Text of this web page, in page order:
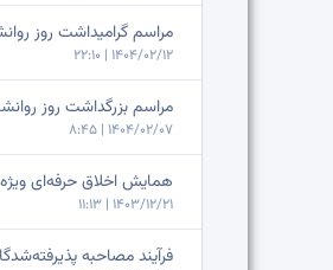
مراسم گرامیداشت روز
1404/02/12 | 22:10
مراسم بزرگداشت روز
1404/02/07 | 8:45
همایش اخلاق حرفه‌ای ویژه
1403/12/21 | 11:13
فرآیند مصاحبه